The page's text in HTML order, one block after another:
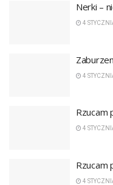
Nerki –
4
4
Rzucam
4
Rzucam
4